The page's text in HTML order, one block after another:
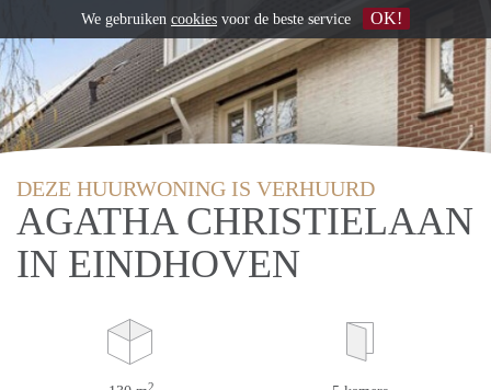
DEZE HUURWONING IS VERHUURD
AGATHA CHRISTIELAAN
IN EINDHOVEN
2
We gebruiken cookies voor de beste service OK!